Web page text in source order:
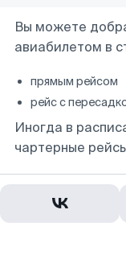
Вы можете
авиабилетом в
прямым рейсом
рейс с
Иногда в
чартерные